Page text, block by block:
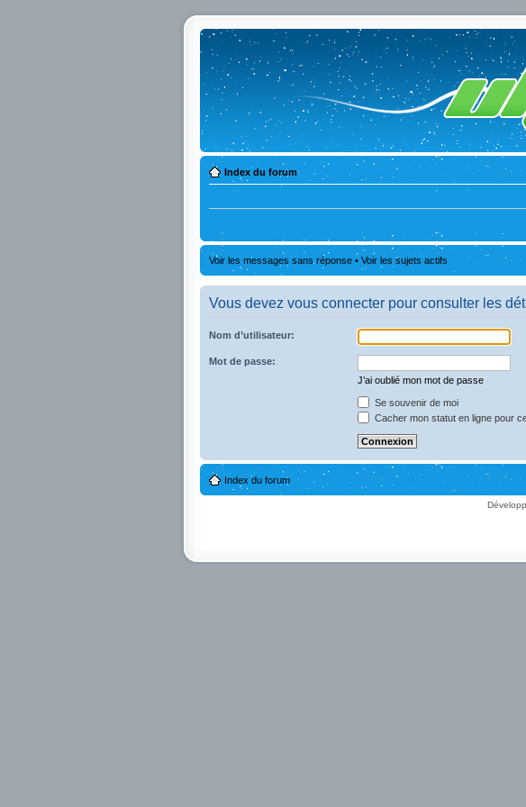
Index du forum
Voir les messages sans réponse • Voir les sujets actifs
Vous devez vous connecter pour consulter les
Nom d’utilisateur:
Mot de passe:
J’ai oublié mon mot de passe
Se souvenir de moi
Cacher mon statut en ligne pour
Index du forum